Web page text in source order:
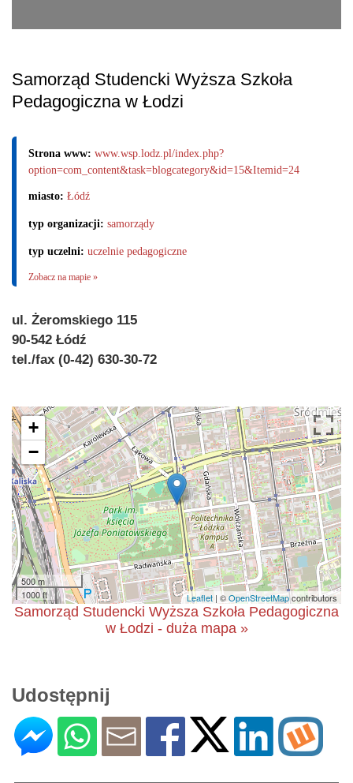
Samorząd Studencki Wyższa Szkoła
Pedagogiczna w Łodzi
Strona www: www.wsp.lodz.pl/index.php?
option=com_content&task=blogcategory&id=15&Itemid=24
miasto: Łódź
typ organizacji: samorządy
typ uczelni: uczelnie pedagogiczne
Zobacz na mapie »
ul. Żeromskiego 115
90-542 Łódź
tel./fax (0-42) 630-30-72
+
−
500 m
1000 ft
Leaflet | ©OpenStreetMapcontributors
Samorząd Studencki Wyższa Szkoła Pedagogiczna
w Łodzi - duża mapa »
Udostępnij